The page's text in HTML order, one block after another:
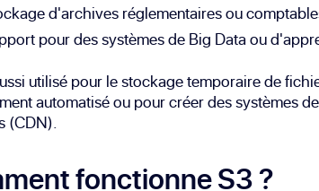
d'archives réglementaires ou
pour des systèmes de Big Data ou
utilisé pour le stockage temporaire de
automatisé ou pour créer des systèmes
(CDN).
fonctionne S3 ?